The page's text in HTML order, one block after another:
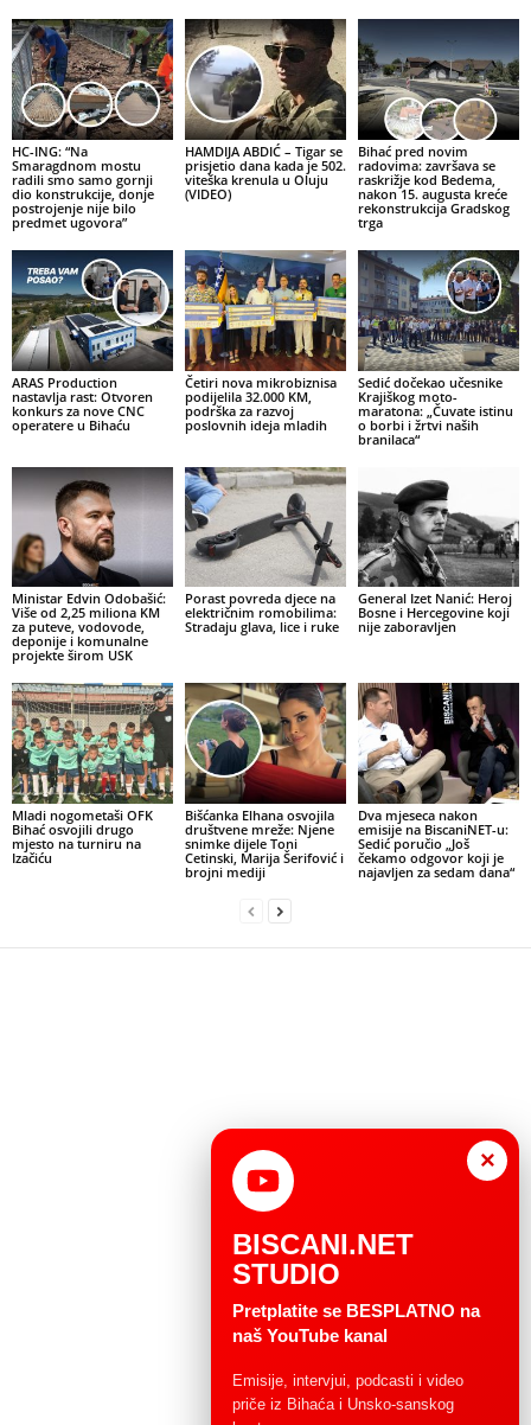
HC-ING: “Na
Smaragdnom mostu
radili smo samo gornji
dio konstrukcije, donje
postrojenje nije bilo
predmet ugovora”
HAMDIJA ABDIĆ – Tigar se
prisjetio dana kada je 502.
viteška krenula u Oluju
(VIDEO)
Bihać pred novim
radovima: završava se
raskrižje kod Bedema,
nakon 15. augusta kreće
rekonstrukcija Gradskog
trga
ARAS Production
nastavlja rast: Otvoren
konkurs za nove CNC
operatere u Bihaću
Četiri nova mikrobiznisa
podijelila 32.000 KM,
podrška za razvoj
poslovnih ideja mladih
Sedić dočekao učesnike
Krajiškog moto-
maratona: „Čuvate istinu
o borbi i žrtvi naših
branilaca“
Ministar Edvin Odobašić:
Više od 2,25 miliona KM
za puteve, vodovode,
deponije i komunalne
projekte širom USK
Porast povreda djece na
električnim romobilima:
Stradaju glava, lice i ruke
General Izet Nanić: Heroj
Bosne i Hercegovine koji
nije zaboravljen
Mladi nogometaši OFK
Bihać osvojili drugo
mjesto na turniru na
Izačiću
Bišćanka Elhana osvojila
društvene mreže: Njene
snimke dijele Toni
Cetinski, Marija Šerifović i
brojni mediji
Dva mjeseca nakon
emisije na BiscaniNET-u:
Sedić poručio „Još
čekamo odgovor koji je
najavljen za sedam dana“
×
BISCANI.NET
STUDIO
Pretplatite se BESPLATNO na
naš YouTube kanal
Emisije, intervjui, podcasti i video
priče iz Bihaća i Unsko-sanskog